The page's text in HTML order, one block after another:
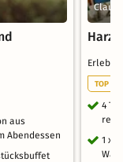
aus
Abendessen
TOP
4
1 x